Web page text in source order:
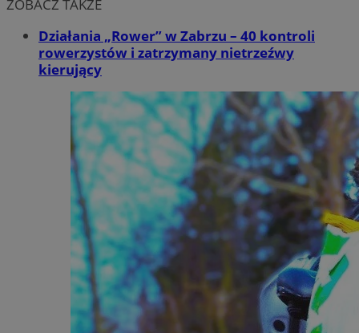
ZOBACZ TAKŻE
Działania „Rower” w Zabrzu – 40 kontroli
rowerzystów i zatrzymany nietrzeźwy
kierujący